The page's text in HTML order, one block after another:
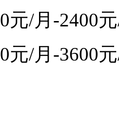
元/月 -2400
元/月 -3600